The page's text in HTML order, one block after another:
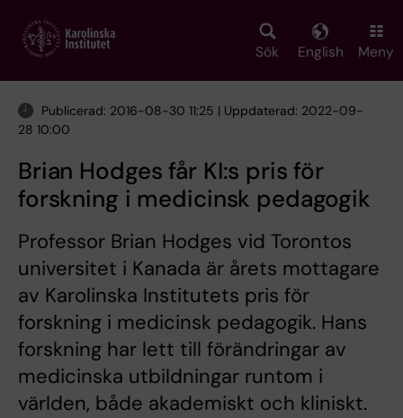
main
Sök English Meny
Publicerad: 2016-08-30 11:25 | Uppdaterad: 2022-09-
28 10:00
Brian Hodges får KI:s pris för
forskning i medicinsk pedagogik
Professor Brian Hodges vid Torontos
universitet i Kanada är årets mottagare
av Karolinska Institutets pris för
forskning i medicinsk pedagogik. Hans
forskning har lett till förändringar av
medicinska utbildningar runtom i
världen, både akademiskt och kliniskt.